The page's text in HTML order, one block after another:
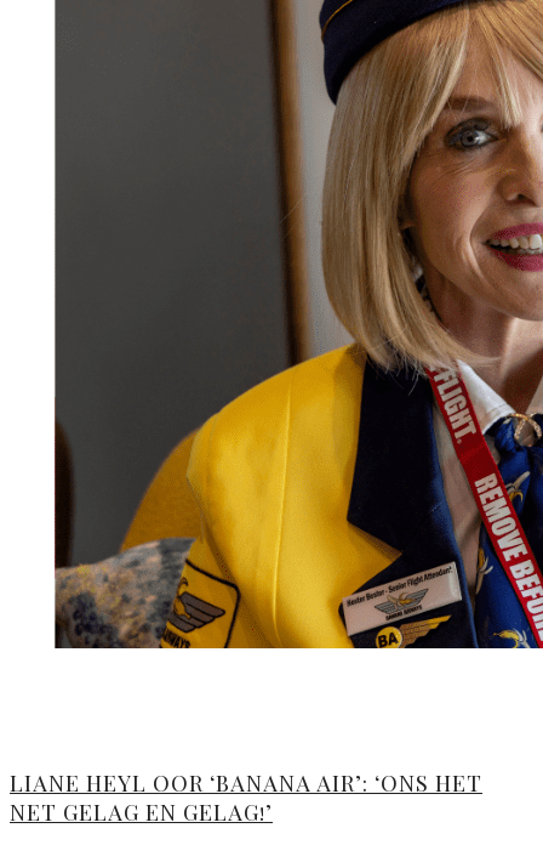
LIANE HEYL OOR ‘BANANA AIR’: ‘ONS HET
NET GELAG EN GELAG!’